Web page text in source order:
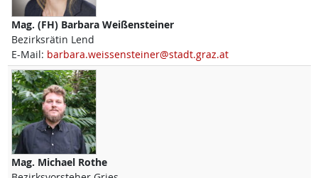
Mag. (FH) Barbara Weißensteiner
Bezirksrätin Lend
E-Mail: barbara.weissensteiner@stadt.graz.at
Mag. Michael Rothe